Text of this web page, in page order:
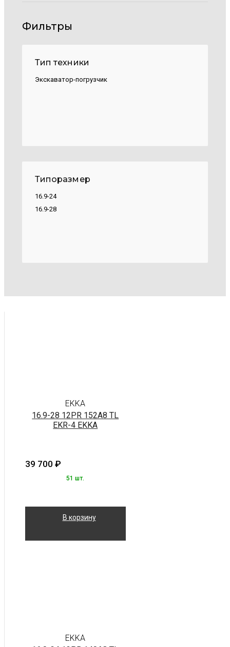
Фильтры
Тип техники
Экскаватор-погрузчик
Типоразмер
16.9-24
16.9-28
EKKA
16.9-28 12PR 152A8 TL
EKR-4 EKKA
39 700 ₽
51 шт.
В корзину
EKKA